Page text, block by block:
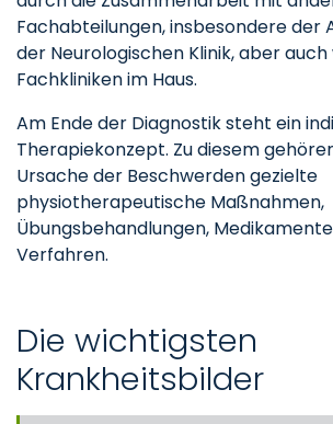
Fachabteilungen, insbesondere der
der Neurologischen Klinik, aber
Fachkliniken im Haus.
Am Ende der Diagnostik steht ein
Therapiekonzept. Zu diesem
Ursache der Beschwerden gezielte
physiotherapeutische Maßnahmen,
Übungsbehandlungen,
Verfahren.
Die wichtigsten
Krankheitsbilder